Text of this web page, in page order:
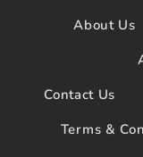
o
About Us
Contact Us
Terms &